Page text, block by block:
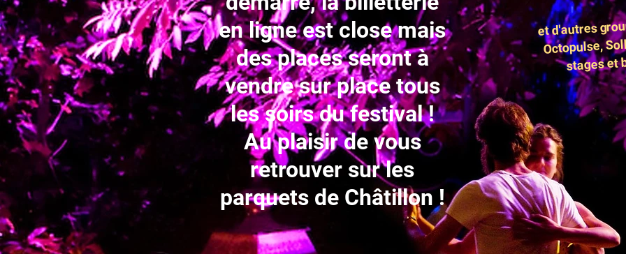
en ligne est close mais
des places seront à
vendre sur place tous
les soirs du festival !
Au plaisir de vous
retrouver sur les
parquets de Châtillon !
et d'autres
Octopulse,
stages et